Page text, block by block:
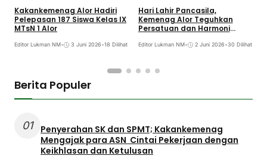
Kakankemenag Alor Hadiri
Pelepasan 187 Siswa Kelas IX
MTsN 1 Alor
Editor Lukman NM• 3 Juni 2026•18 Dilihat
Hari Lahir Pancasila,
Kemenag Alor Teguhkan
Persatuan dan Harmoni
Editor Lukman NM• 2 Juni 2026•30 Dilihat
Berita Populer
01
Penyerahan SK dan SPMT; Kakankemenag
Mengajak para ASN Cintai Pekerjaan dengan
Keikhlasan dan Ketulusan